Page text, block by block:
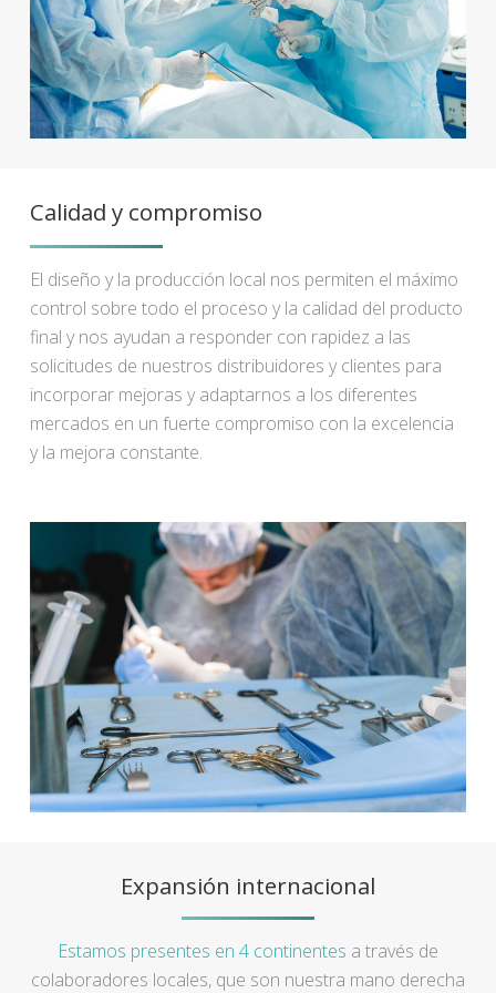
Calidad y compromiso
El diseño y la producción local nos permiten el máximo
control sobre todo el proceso y la calidad del producto
final y nos ayudan a responder con rapidez a las
solicitudes de nuestros distribuidores y clientes para
incorporar mejoras y adaptarnos a los diferentes
mercados en un fuerte compromiso con la excelencia
y la mejora constante.
Expansión internacional
Estamos presentes en 4 continentes a través de
colaboradores locales, que son nuestra mano derecha